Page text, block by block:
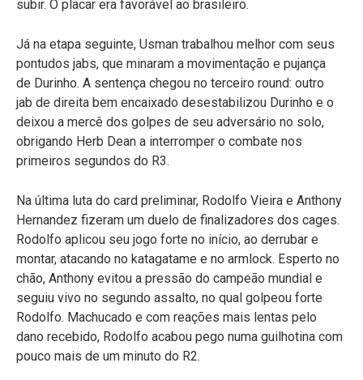
subir. O placar era favorável ao brasileiro.
Já na etapa seguinte, Usman trabalhou melhor com seus
pontudos jabs, que minaram a movimentação e pujança
de Durinho. A sentença chegou no terceiro round: outro
jab de direita bem encaixado desestabilizou Durinho e o
deixou a mercê dos golpes de seu adversário no solo,
obrigando Herb Dean a interromper o combate nos
primeiros segundos do R3.
Na última luta do card preliminar, Rodolfo Vieira e Anthony
Hernandez fizeram um duelo de finalizadores dos cages.
Rodolfo aplicou seu jogo forte no início, ao derrubar e
montar, atacando no katagatame e no armlock. Esperto no
chão, Anthony evitou a pressão do campeão mundial e
seguiu vivo no segundo assalto, no qual golpeou forte
Rodolfo. Machucado e com reações mais lentas pelo
dano recebido, Rodolfo acabou pego numa guilhotina com
pouco mais de um minuto do R2.